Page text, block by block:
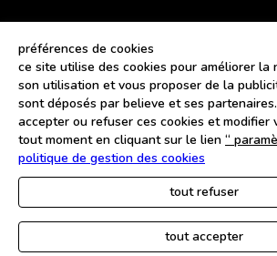
faq
nous contacter
cgv
mentions légales
gérer les cookies
politique de confidentialité
© iliona
préférences de cookies
ce site utilise des cookies pour améliorer la
son utilisation et vous proposer de la
sont déposés par believe et ses
accepter ou refuser ces cookies et modifier
tout moment en cliquant sur le lien “
politique de gestion des cookies
tout refuser
tout accepter